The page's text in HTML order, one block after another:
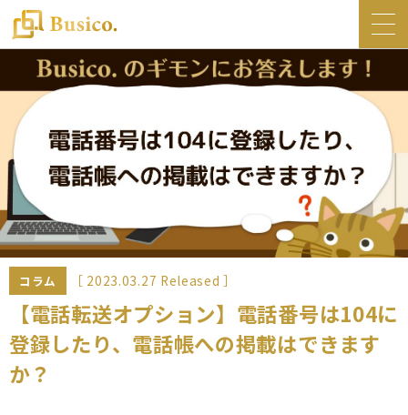
トップ
Busico.について
オフィス
Busico.銀座
料金・サービス
お知らせ
NEWS
コラム
Busico.通信
コラム ［ 2023.03.27 Released ］
【電話転送オプション】電話番号は104に
登録したり、電話帳への掲載はできます
か？